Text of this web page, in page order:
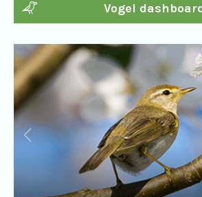
Vogel